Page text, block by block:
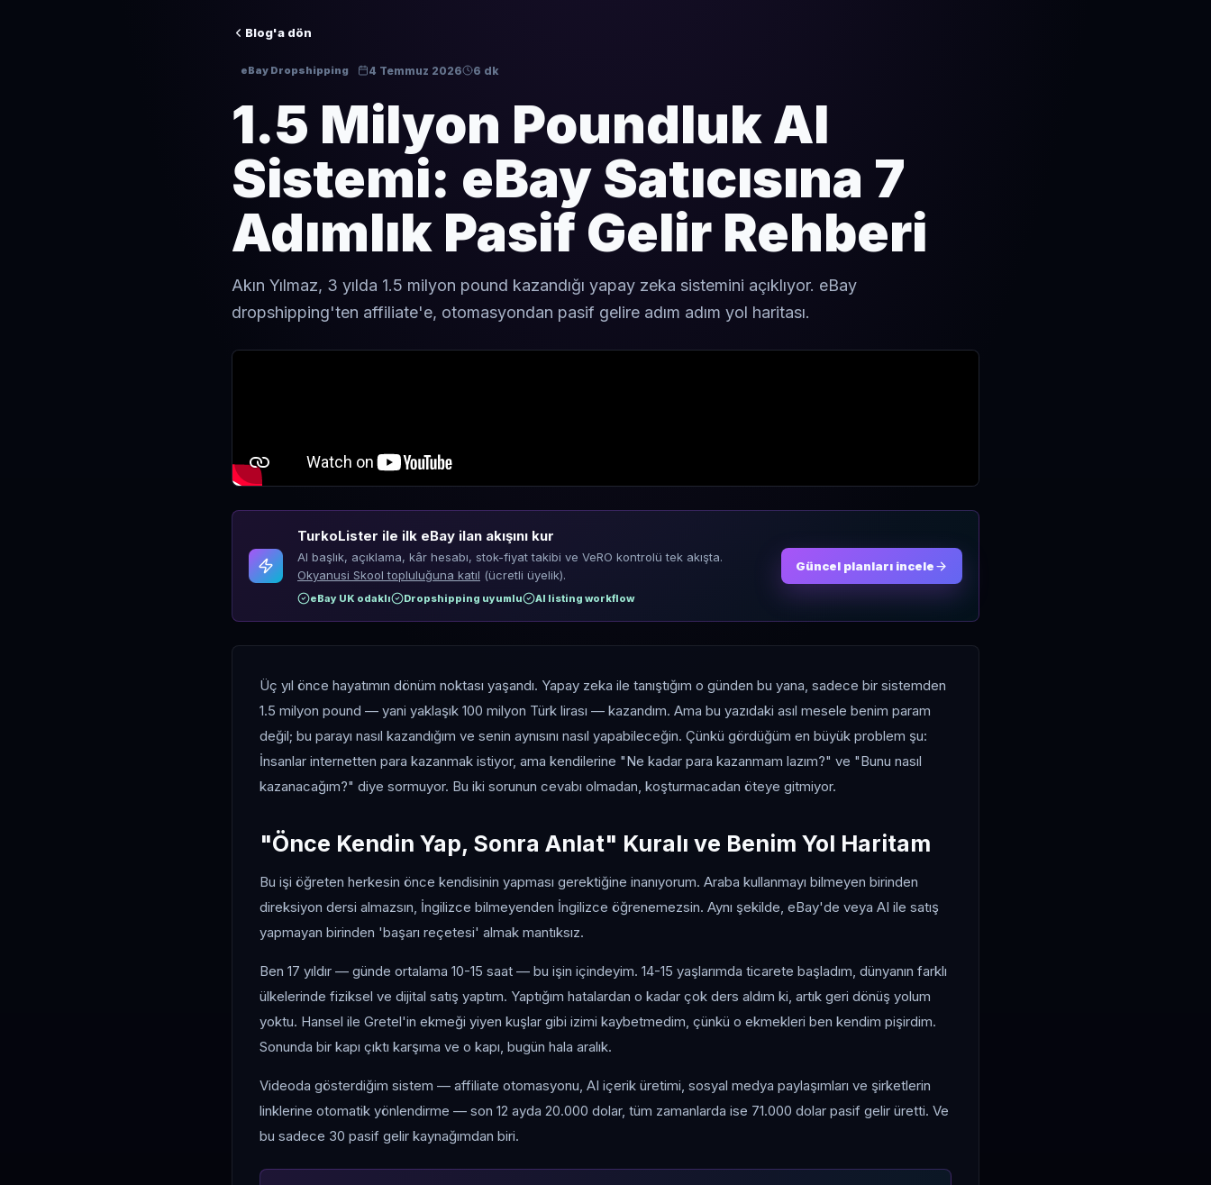
Blog'a dön
eBay Dropshipping 4 Temmuz 2026 6 dk
1.5 Milyon Poundluk AI
Sistemi: eBay Satıcısına 7
Adımlık Pasif Gelir Rehberi
Akın Yılmaz, 3 yılda 1.5 milyon pound kazandığı yapay zeka sistemini açıklıyor. eBay
dropshipping'ten affiliate'e, otomasyondan pasif gelire adım adım yol haritası.
TurkoLister ile ilk eBay ilan akışını kur
AI başlık, açıklama, kâr hesabı, stok-fiyat takibi ve VeRO kontrolü tek akışta.
Okyanusi Skool topluluğuna katıl (ücretli üyelik).
eBay UK odaklı Dropshipping uyumlu AI listing workflow
Güncel planları incele
Üç yıl önce hayatımın dönüm noktası yaşandı. Yapay zeka ile tanıştığım o günden bu yana, sadece bir sistemden
1.5 milyon pound — yani yaklaşık 100 milyon Türk lirası — kazandım. Ama bu yazıdaki asıl mesele benim param
değil; bu parayı nasıl kazandığım ve senin aynısını nasıl yapabileceğin. Çünkü gördüğüm en büyük problem şu:
İnsanlar internetten para kazanmak istiyor, ama kendilerine "Ne kadar para kazanmam lazım?" ve "Bunu nasıl
kazanacağım?" diye sormuyor. Bu iki sorunun cevabı olmadan, koşturmacadan öteye gitmiyor.
"Önce Kendin Yap, Sonra Anlat" Kuralı ve Benim Yol Haritam
Bu işi öğreten herkesin önce kendisinin yapması gerektiğine inanıyorum. Araba kullanmayı bilmeyen birinden
direksiyon dersi almazsın, İngilizce bilmeyenden İngilizce öğrenemezsin. Aynı şekilde, eBay'de veya AI ile satış
yapmayan birinden 'başarı reçetesi' almak mantıksız.
Ben 17 yıldır — günde ortalama 10-15 saat — bu işin içindeyim. 14-15 yaşlarımda ticarete başladım, dünyanın farklı
ülkelerinde fiziksel ve dijital satış yaptım. Yaptığım hatalardan o kadar çok ders aldım ki, artık geri dönüş yolum
yoktu. Hansel ile Gretel'in ekmeği yiyen kuşlar gibi izimi kaybetmedim, çünkü o ekmekleri ben kendim pişirdim.
Sonunda bir kapı çıktı karşıma ve o kapı, bugün hala aralık.
Videoda gösterdiğim sistem — affiliate otomasyonu, AI içerik üretimi, sosyal medya paylaşımları ve şirketlerin
linklerine otomatik yönlendirme — son 12 ayda 20.000 dolar, tüm zamanlarda ise 71.000 dolar pasif gelir üretti. Ve
bu sadece 30 pasif gelir kaynağımdan biri.